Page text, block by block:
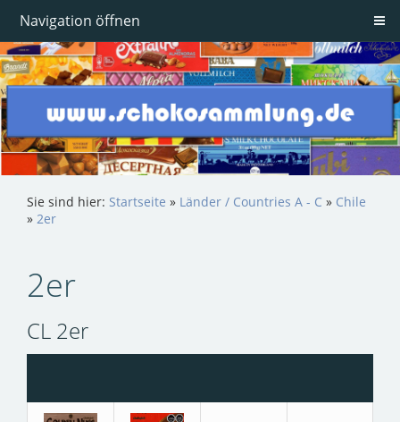
Navigation öffnen
Sie sind hier: Startseite » Länder / Countries A - C » Chile
» 2er
2er
CL 2er